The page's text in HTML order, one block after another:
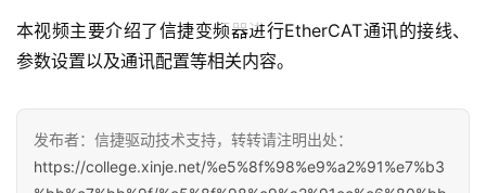
本视频主要介绍了信捷变频器进行EtherCAT通讯的接线、
参数设置以及通讯配置等相关内容。
发布者：信捷驱动技术支持，转转请注明出处：
https://college.xinje.net/%e5%8f%98%e9%a2%91%e7%b3